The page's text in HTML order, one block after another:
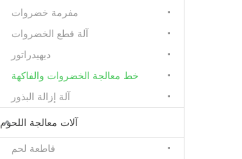
مفرمة خضروات
آلة قطع الخضروات
ديهيدراتور
خط معالجة الخضروات والفاكهة
آلة إزالة البذور
آلات معالجة اللحوم
قاطعة لحم